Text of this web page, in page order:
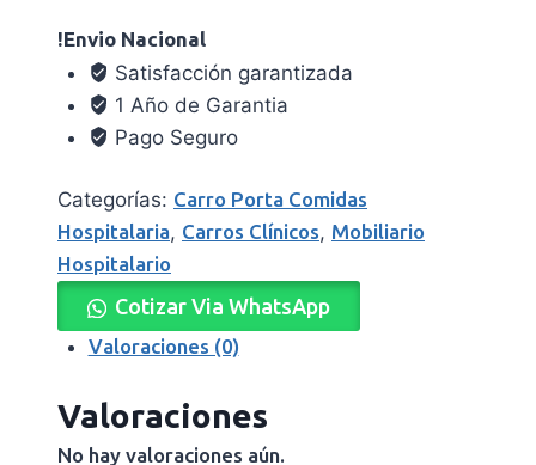
!Envio Nacional
Satisfacción garantizada
1 Año de Garantia
Pago Seguro
Categorías: Carro Porta Comidas
Hospitalaria, Carros Clínicos, Mobiliario
Hospitalario
Cotizar Via WhatsApp
Valoraciones (0)
Valoraciones
No hay valoraciones aún.